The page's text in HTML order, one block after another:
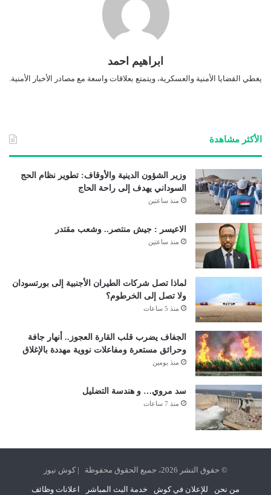
ابراهيم احمد
يغطي القضايا الأمنية والعسكرية، ويتمتع بعلاقات واسعة مع مصادر الأخبار الأمنية.
الأكثر مشاهدة
وزير الشؤون الدينية والأوقاف: تطوير نظام الحج
السوداني يهدف إلى راحة الحاج
منذ ساعتين
الاعيسر : جيش منتصر.. وشعب مقتدر
منذ ساعتين
لماذا تصل شركات الطيران الأجنبية إلى بورتسودان
ولا تصل إلى الخرطوم؟
منذ 5 ساعات
الجفاف يضرب قلب القارة العجوز.. أنهار جافة
وحرائق مستعرة ومفاعلات نووية مهددة بالإغلاق
منذ يومين
سد مروي… و هندسة التضليل
منذ 7 ساعات
© حقوق النشر 2026، جميع الحقوق محفوظة | كوش نيوز
من نحن للإعلان في كوش خدمة البث المباشر اعلانات وظائف